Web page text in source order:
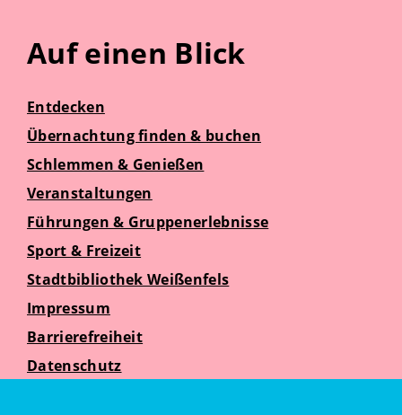
Auf einen Blick
Entdecken
Übernachtung finden & buchen
Schlemmen & Genießen
Veranstaltungen
Führungen & Gruppenerlebnisse
Sport & Freizeit
Stadtbibliothek Weißenfels
Impressum
Barrierefreiheit
Datenschutz